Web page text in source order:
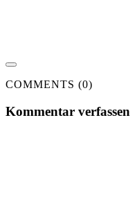
COMMENTS (0)
Kommentar verfassen